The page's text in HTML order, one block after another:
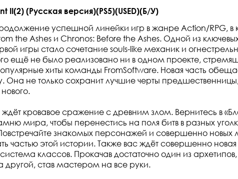
II(2) (Русская версия)(PS5)(USED)(Б/У)
успешной линейки игр в жанре Action/RPG, в
the Ashes и Chronos: Before the Ashes. Одной из
игры стало сочетание souls-like механик и
ещё не было реализовано ни в одном проекте,
хиты команды FromSoftware. Новая часть
Она не только сохранит лучшие черты
кровавое сражение с древним злом. Вернитесь в
мира, чтобы перенестись на поля битв в разных
знакомых персонажей и совершенно новых
частью этой истории. Также вас ждёт совершенно новая
классов. Прокачав достаточно один из архетипов,
другой, став мастером на все руки.